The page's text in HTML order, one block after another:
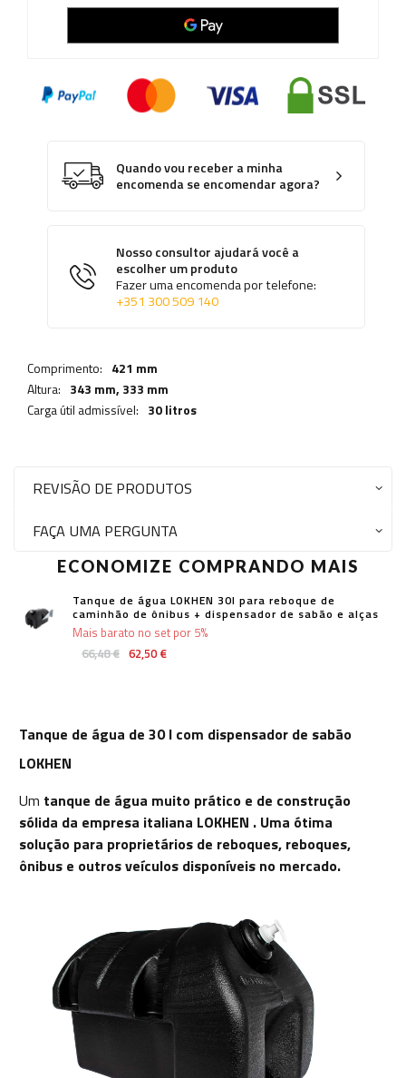
Quando vou receber a minha
encomenda se encomendar agora?
Nosso consultor ajudará você a
escolher um produto
Fazer uma encomenda por telefone:
+351 300 509 140
Comprimento: 421 mm
Altura: 343 mm, 333 mm
Carga útil admissível: 30 litros
REVISÃO DE PRODUTOS
FAÇA UMA PERGUNTA
ECONOMIZE COMPRANDO MAIS
Tanque de água LOKHEN 30l para reboque de
caminhão de ônibus + dispensador de sabão e alças
66,48 € 62,50 €
Mais barato no set por 5%
Tanque de água de 30 l com dispensador de sabão
LOKHEN
Um tanque de água muito prático e de construção
sólida da empresa italiana LOKHEN . Uma ótima
solução para proprietários de reboques, reboques,
ônibus e outros veículos disponíveis no mercado.